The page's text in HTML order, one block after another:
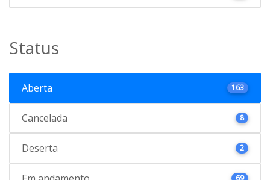
Status
Aberta 163
Cancelada 8
Deserta 2
69